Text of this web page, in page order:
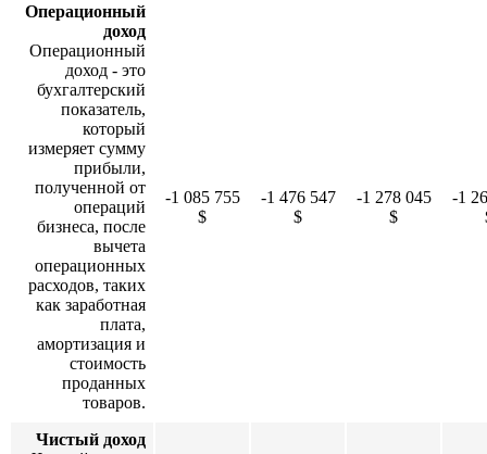
Операционный
доход
Операционный
доход - это
бухгалтерский
показатель,
который
измеряет сумму
прибыли,
полученной от
операций
бизнеса, после
вычета
операционных
расходов, таких
как заработная
плата,
амортизация и
стоимость
проданных
товаров.
-1 085 755
$
-1 476 547
$
-1 278 045
$
-1
Чистый доход